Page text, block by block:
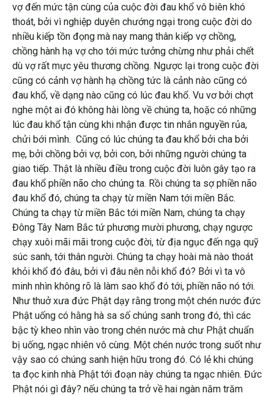
vợ đến mức tận cùng của cuộc đời đau khổ vô biên khó
thoát, bởi vì nghiệp duyên chướng ngại trong cuộc đời do
nhiều kiếp tồn đọng mà nay mang thân kiếp vợ chồng,
chồng hành hạ vợ cho tới mức tưởng chừng như phải chết
dù vợ rất mực yêu thương chồng. Ngược lại trong cuộc đời
cũng có cảnh vợ hành hạ chồng tức là cảnh nào cũng có
đau khổ, về dạng nào cũng có lúc đau khổ. Vu vơ bởi chợt
nghe một ai đó không hài lòng về chúng ta, hoặc có những
lúc đau khổ tận cùng khi nhận được tin nhắn nguyền rủa,
chửi bới mình. Cũng có lúc chúng ta đau khổ bởi cha bởi
mẹ, bởi chồng bởi vợ, bởi con, bởi những người chúng ta
giao tiếp. Thật là nhiều điều trong cuộc đời luôn gây tạo ra
đau khổ phiền não cho chúng ta. Rồi chúng ta sợ phiền não
đau khổ đó, chúng ta chạy từ miền Nam tới miền Bắc.
Chúng ta chạy từ miền Bắc tới miền Nam, chúng ta chạy
Đông Tây Nam Bắc tứ phương mười phương, chạy ngược
chạy xuôi mãi mãi trong cuộc đời, từ địa ngục đến ngạ quỹ
súc sanh, tới thân người. Chúng ta chạy hoài mà nào thoát
khỏi khổ đó đâu, bởi vì đâu nên nỗi khổ đó? Bởi vì ta vô
minh nhìn không rõ là làm sao khổ đó tới, phiền não nó tới.
Như thuở xưa đức Phật dạy rằng trong một chén nước đức
Phật uống có hằng hà sa số chúng sanh trong đó, thì các
bậc tỳ kheo nhìn vào trong chén nước mà chư Phật chuẩn
bị uống, ngạc nhiên vô cùng. Một chén nước trong suốt như
vậy sao có chúng sanh hiện hữu trong đó. Có lẻ khi chúng
ta đọc kinh nhà Phật tới đoạn này chúng ta ngạc nhiên. Đức
Phật nói gì đây? nếu chúng ta trở về hai ngàn năm trăm